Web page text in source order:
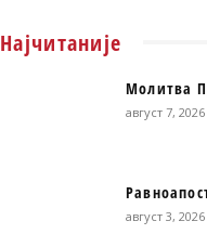
Најчитаније
Молитва
август 7, 2026
август 3, 2026